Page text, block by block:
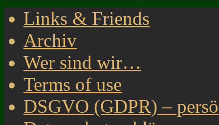
Links & Friends
Archiv
Wer sind wir…
Terms of use
DSGVO (GDPR) –